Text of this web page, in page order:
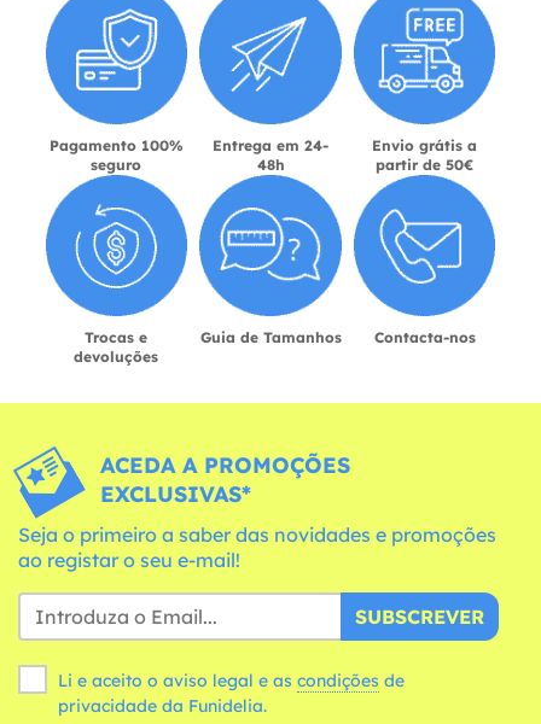
Pagamento 100%
seguro
Entrega em 24-
48h
Envio grátis a
partir de 50€
Trocas e
devoluções
Guia de Tamanhos Contacta-nos
ACEDA A PROMOÇÕES
EXCLUSIVAS*
Seja o primeiro a saber das novidades e promoções
ao registar o seu e-mail!
SUBSCREVER
Li e aceito o aviso legal e as condições
privacidade da Funidelia.